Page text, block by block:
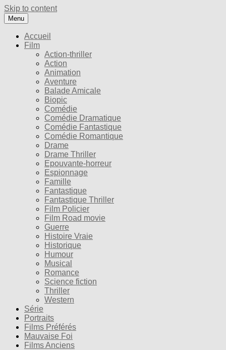
Skip to content
Menu
Accueil
Film
Action-thriller
Action
Animation
Aventure
Balade Amicale
Biopic
Comédie
Comédie Dramatique
Comédie Fantastique
Comédie Romantique
Drame
Drame Thriller
Epouvante-horreur
Espionnage
Famille
Fantastique
Fantastique Thriller
Film Policier
Film Road movie
Guerre
Histoire Vraie
Historique
Humour
Musical
Romance
Science fiction
Thriller
Western
Série
Portraits
Films Préférés
Mauvaise Foi
Films Anciens